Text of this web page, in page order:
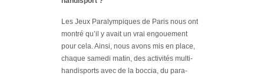
Les Jeux Paralympiques de Paris nous ont
montré qu’il y avait un vrai engouement
pour cela. Ainsi, nous avons mis en place,
chaque samedi matin, des activités multi-
handisports avec de la boccia, du para-